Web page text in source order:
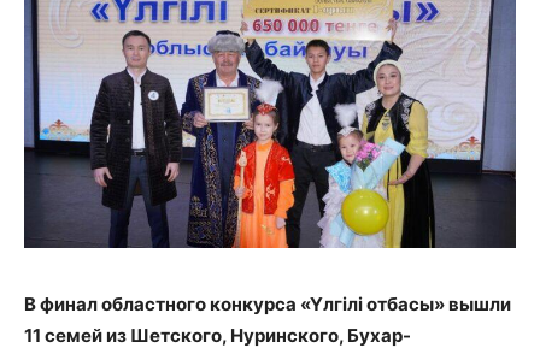
В финал областного конкурса «Үлгілі отбасы» вышли
11 семейиз Шетского, Нуринского, Бухар-